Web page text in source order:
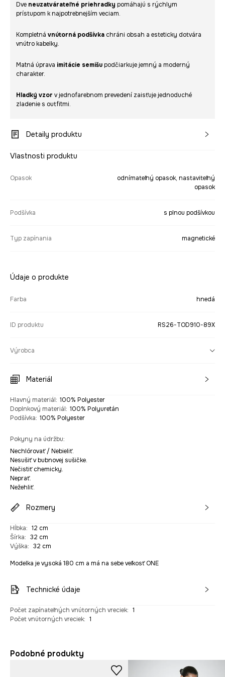
Dve neuzatvárateľné priehradky pomáhajú s rýchlym
prístupom k najpotrebnejším veciam.
Kompletná vnútorná podšívka chráni obsah a esteticky dotvára
vnútro kabelky.
Matná úprava imitácie semišu podčiarkuje jemný a moderný
charakter.
Hladký vzor v jednofarebnom prevedení zaisťuje jednoduché
zladenie s outfitmi.
Detaily produktu
Vlastnosti produktu
Opasok
odnímateľný opasok, nastaviteľný
opasok
Podšívka s plnou podšívkou
Typ zapínania magnetické
Údaje o produkte
Farba hnedá
ID produktu RS26-TOD910-89X
Výrobca
Materiál
Hlavný materiál: 100% Polyester
Doplnkový materiál: 100% Polyuretán
Podšívka: 100% Polyester
Pokyny na údržbu:
Nechlórovať / Nebieliť.
Nesušiť v bubnovej sušičke.
Nečistiť chemicky.
Neprať.
Nežehliť.
Rozmery
Hĺbka: 12 cm
Šírka: 32 cm
Výška: 32 cm
Modelka je vysoká 180 cm a má na sebe veľkosť ONE
Technické údaje
Počet zapínateľných vnútorných vreciek: 1
Počet vnútorných vreciek: 1
Podobné produkty